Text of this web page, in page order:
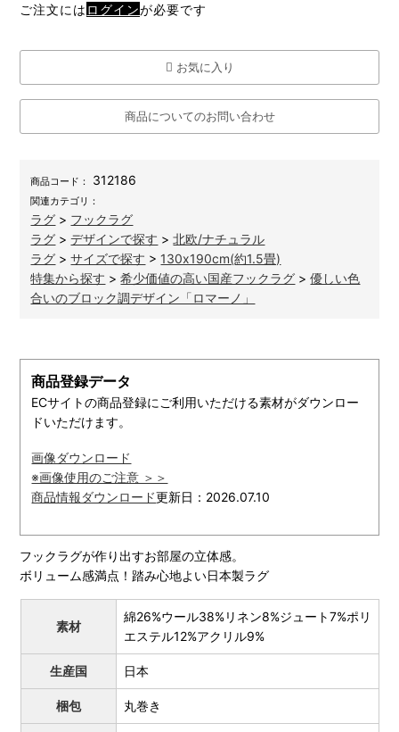
ご注文には ログインが必要です
お気に入り
商品についてのお問い合わせ
商品コード： 312186
関連カテゴリ：
ラグ > フックラグ
ラグ >デザインで探す >北欧/ナチュラル
ラグ >サイズで探す > 130x190cm(約1.5畳)
特集から探す >希少価値の高い国産フックラグ >優しい色
合いのブロック調デザイン「ロマーノ」
商品登録データ
ECサイトの商品登録にご利用いただける素材がダウンロー
ドいただけます。
画像ダウンロード
※画像使用のご注意 ＞＞
商品情報ダウンロード更新日：2026.07.10
フックラグが作り出すお部屋の立体感。
ボリューム感満点！踏み心地よい日本製ラグ
素材
綿26%ウール38%リネン8%ジュート7%ポリ
エステル12%アクリル9%
生産国 日本
梱包 丸巻き